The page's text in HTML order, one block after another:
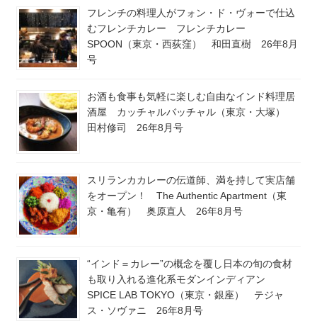
フレンチの料理人がフォン・ド・ヴォーで仕込
むフレンチカレー フレンチカレー
SPOON（東京・西荻窪） 和田直樹 26年8月
号
お酒も食事も気軽に楽しむ自由なインド料理居
酒屋 カッチャルバッチャル（東京・大塚）
田村修司 26年8月号
スリランカカレーの伝道師、満を持して実店舗
をオープン！ The Authentic Apartment（東
京・亀有） 奥原直人 26年8月号
“インド＝カレー”の概念を覆し日本の旬の食材
も取り入れる進化系モダンインディアン
SPICE LAB TOKYO（東京・銀座） テジャ
ス・ソヴァニ 26年8月号